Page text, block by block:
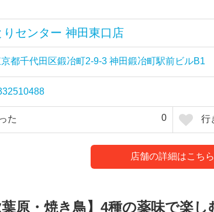
りセンター 神田東口店
都千代田区鍛冶町2-9-3 神田鍛冶町駅前ビルB1
た 0 行
店舗の詳細はこちら
葉原・焼き鳥】4種の薬味で楽